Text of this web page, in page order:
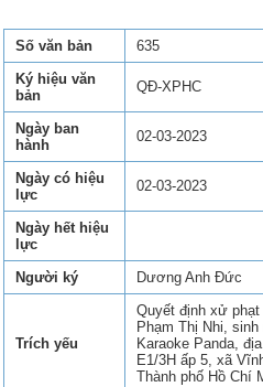
Số văn bản
635
Ký hiệu văn
bản
QĐ-XPHC
Ngày ban
hành
02-03-2023
Ngày có hiệu
lực
02-03-2023
Ngày hết hiệu
lực
Người ký
Dương Anh Đức
Trích yếu
Quyết định xử
Phạm Thị Nhi,
Karaoke Panda,
E1/3H ấp 5, xã
Thành phố Hồ Chí